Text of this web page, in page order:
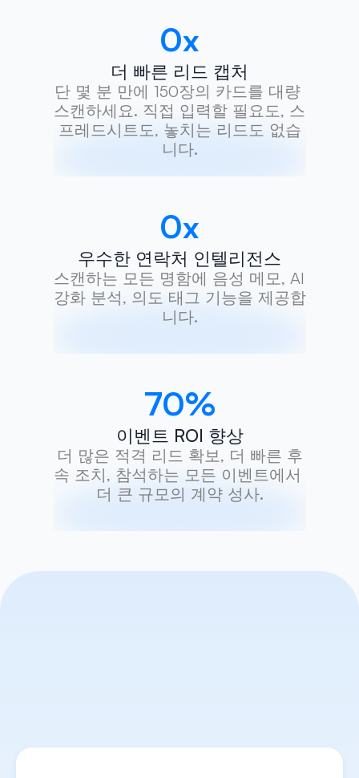
0x
더 빠른 리드 캡처
단 몇 분 만에 150장의 카드를 대량
스캔하세요. 직접 입력할 필요도, 스
프레드시트도, 놓치는 리드도 없습
니다.
0x
우수한 연락처 인텔리전스
스캔하는 모든 명함에 음성 메모, AI
강화 분석, 의도 태그 기능을 제공합
니다.
70%
이벤트 ROI 향상
더 많은 적격 리드 확보, 더 빠른 후
속 조치, 참석하는 모든 이벤트에서
더 큰 규모의 계약 성사.